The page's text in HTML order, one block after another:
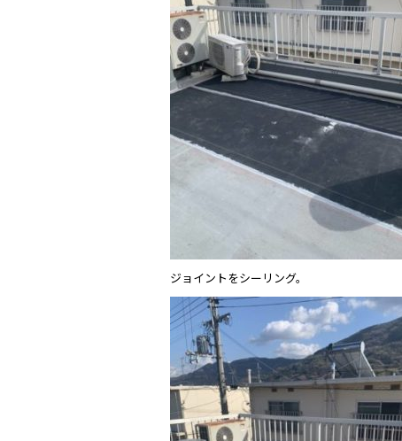
ジョイントをシーリング。